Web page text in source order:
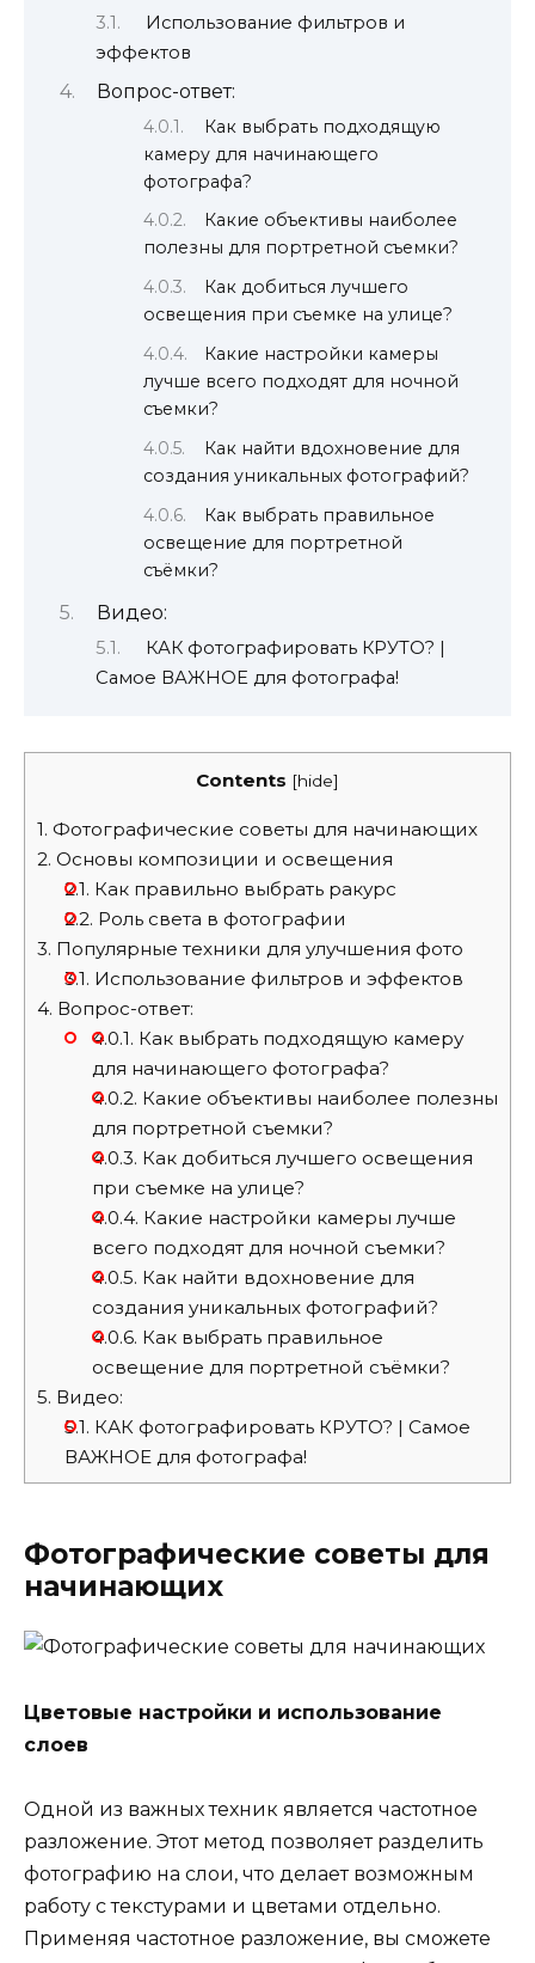
Использование фильтров и
эффектов
Вопрос-ответ:
Как выбрать подходящую
камеру для начинающего
фотографа?
Какие объективы наиболее
полезны для портретной съемки?
Как добиться лучшего
освещения при съемке на улице?
Какие настройки камеры
лучше всего подходят для ночной
съемки?
Как найти вдохновение для
создания уникальных фотографий?
Как выбрать правильное
освещение для портретной
съёмки?
Видео:
КАК фотографировать КРУТО? |
Самое ВАЖНОЕ для фотографа!
Contents [hide]
1. Фотографические советы для начинающих
2. Основы композиции и освещения
2.1. Как правильно выбрать ракурс
2.2. Роль света в фотографии
3. Популярные техники для улучшения фото
3.1. Использование фильтров и эффектов
4. Вопрос-ответ:
4.0.1. Как выбрать подходящую камеру
для начинающего фотографа?
4.0.2. Какие объективы наиболее полезны
для портретной съемки?
4.0.3. Как добиться лучшего освещения
при съемке на улице?
4.0.4. Какие настройки камеры лучше
всего подходят для ночной съемки?
4.0.5. Как найти вдохновение для
создания уникальных фотографий?
4.0.6. Как выбрать правильное
освещение для портретной съёмки?
5. Видео:
5.1. КАК фотографировать КРУТО? | Самое
ВАЖНОЕ для фотографа!
Фотографические советы для
начинающих
Цветовые настройки и использование
слоев
Одной из важных техник является частотное
разложение. Этот метод позволяет разделить
фотографию на слои, что делает возможным
работу с текстурами и цветами отдельно.
Применяя частотное разложение, вы сможете